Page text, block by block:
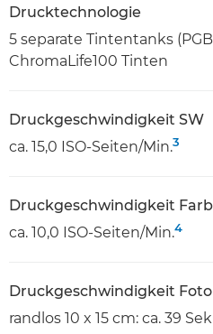
Drucktechnologie
5 separate Tintentanks
ChromaLife100 Tinten
Druckgeschwindigkeit SW
ca. 15,0 ISO-Seiten/Min.3
Druckgeschwindigkeit
ca. 10,0 ISO-Seiten/Min.4
Druckgeschwindigkeit Foto
randlos 10 x 15 cm: ca. 39